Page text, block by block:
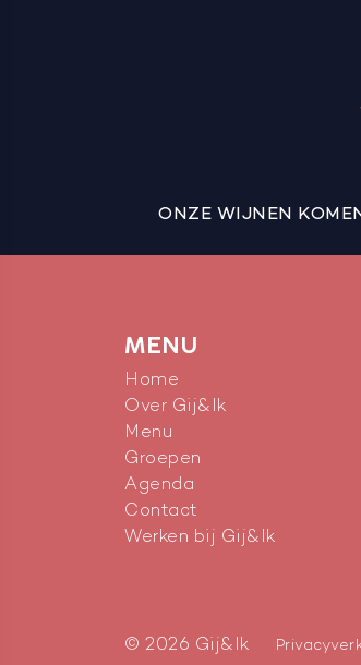
ONZE WIJNEN
MENU
Home
Over Gij&Ik
Menu
Groepen
Agenda
Contact
Werken bij Gij&Ik
© 2026 Gij&Ik